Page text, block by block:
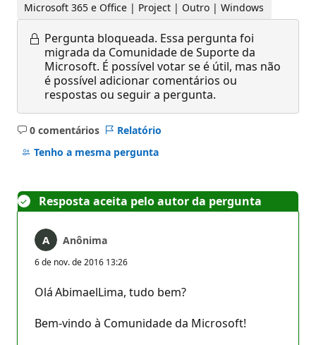
Microsoft 365 e Office | Project | Outro | Windows
Pergunta bloqueada. Essa pergunta foi
migrada da Comunidade de Suporte da
Microsoft. É possível votar se é útil, mas não
é possível adicionar comentários ou
respostas ou seguir a pergunta.
0 comentários
Sem
comentários
Relatório
Tenho a mesma pergunta
Resposta aceita pelo autor da pergunta
Anônima
6 de nov. de 2016 13:26
Olá AbimaelLima, tudo bem?
Bem-vindo à Comunidade da Microsoft!